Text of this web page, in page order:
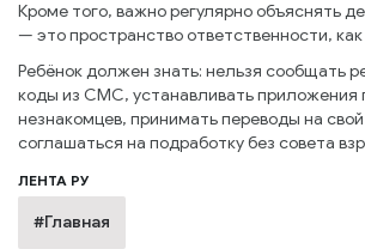
Кроме того, важно регулярно объяснять
— это пространство ответственности,
Ребёнок должен знать: нельзя сообщать
коды из СМС, устанавливать приложения
незнакомцев, принимать переводы на
соглашаться на подработку без совета
ЛЕНТА РУ
#Главная